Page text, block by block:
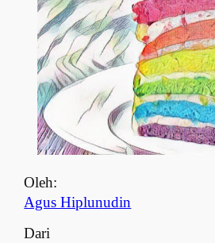
Oleh:
Agus Hiplunudin
Dari